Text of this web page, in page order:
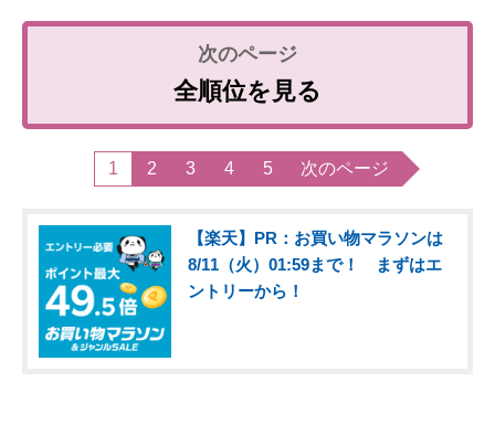
全順位を見る
1 2 3 4 5 次のページ
【楽天】PR：お買い物マラソンは
8/11（火）01:59まで！ まずはエ
ントリーから！